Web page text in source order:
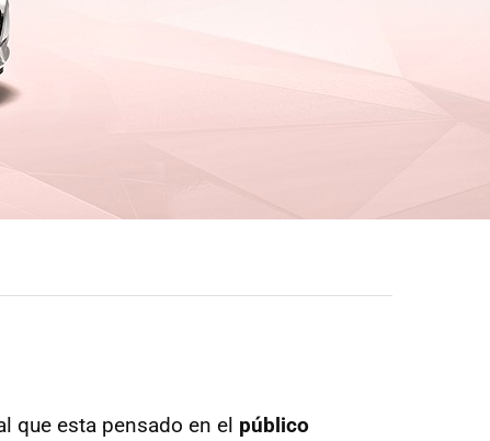
que esta pensado en el público